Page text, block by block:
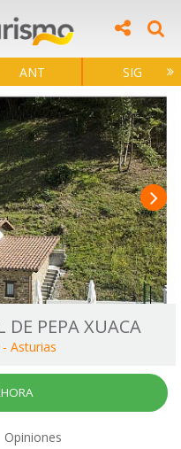
ANT SIG
DE PEPA XUACA
- Asturias
Opiniones